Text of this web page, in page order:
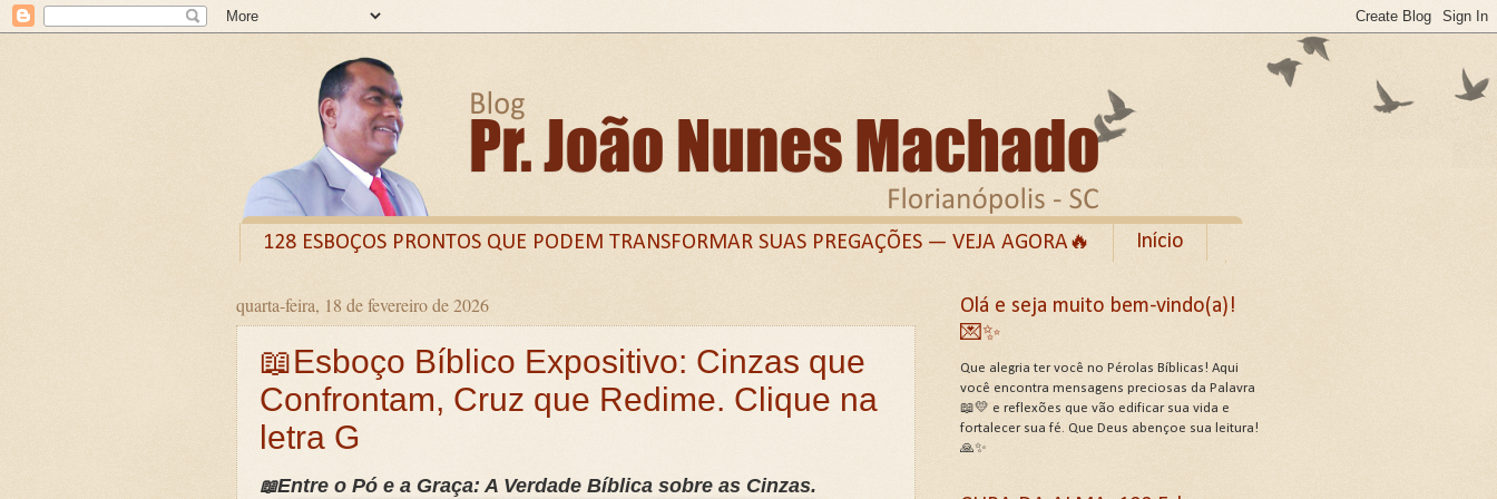
128 ESBOÇOS PRONTOS QUE PODEM TRANSFORMAR SUAS PREGAÇÕES — VEJA AGORA🔥
Início
Odysee
Livro X (Twitter)
Grupo Facebook
CURSO DE FORMAÇÃO DE PREGADORES
Termos de Uso do Site
LIVRETO: TÍTULO - O VENCEDOR QUE DESAFIOU O IMPOSSÍVEL!
Guia prático: Como ensinar sobre Lilith hoje: Roteiro Bíblico, Histórico e pastoral!
📖ESTUDO SOBRE DEUS E SEUS ATRIBUTOS .
quarta-feira, 18 de fevereiro de 2026
📖Esboço Bíblico Expositivo: Cinzas que
Confrontam, Cruz que Redime. Clique na
letra G
📖Entre o Pó e a Graça: A Verdade Bíblica sobre as Cinzas.
Olá e seja muito bem-vindo(a)!
💌✨
Que alegria ter você no Pérolas Bíblicas! Aqui
você encontra mensagens preciosas da Palavra
📖💛 e reflexões que vão edificar sua vida e
fortalecer sua fé. Que Deus abençoe sua leitura!
🙏✨